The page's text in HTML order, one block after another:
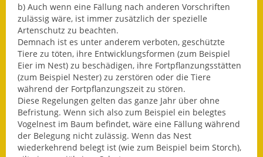
Landkreis
Formulare
Fundbehörde
Gemeinderat
Sitzungsberichte 2015
b) Auch wenn eine Fällung nach anderen Vorschriften
zulässig wäre, ist immer zusätzlich der spezielle
Artenschutz zu beachten.
Demnach ist es unter anderem verboten, geschützte
Tiere zu töten, ihre Entwicklungsformen (zum Beispiel
Eier im Nest) zu beschädigen, ihre Fortpflanzungsstätten
(zum Beispiel Nester) zu zerstören oder die Tiere
während der Fortpflanzungszeit zu stören.
Diese Regelungen gelten das ganze Jahr über ohne
Befristung. Wenn sich also zum Beispiel ein belegtes
Vogelnest im Baum befindet, wäre eine Fällung während
der Belegung nicht zulässig. Wenn das Nest
wiederkehrend belegt ist (wie zum Beispiel beim Storch),